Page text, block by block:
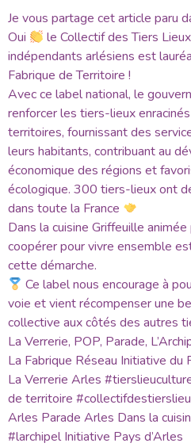
Je vous partage cet article paru
Oui
le Collectif des Tiers
indépendants arlésiens est
Fabrique de Territoire !
Avec ce label national, le
renforcer les tiers-lieux
territoires, fournissant des
leurs habitants, contribuant au
économique des régions et
écologique. 300 tiers-lieux ont
dans toute la France
Dans la cuisine Griffeuille
coopérer pour vivre ensemble
cette démarche.
Ce label nous encourage à
voie et vient récompenser une
collective aux côtés des autres
La Verrerie, POP, Parade,
La Fabrique Réseau Initiative du
La Verrerie Arles
de territoire
Arles Parade Arles Dans la
#larchipel Initiative Pays d’Arles